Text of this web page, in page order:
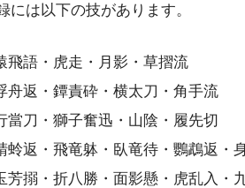
には以下の技があります。
飛語・虎走・月影・草摺流
舟返・鐔責砕・横太刀・角手流
當刀・獅子奮迅・山陰・履先切
蛉返・飛竜躰・臥竜待・鸚鵡返・
芳搦・折八勝・面影懸・虎乱入・